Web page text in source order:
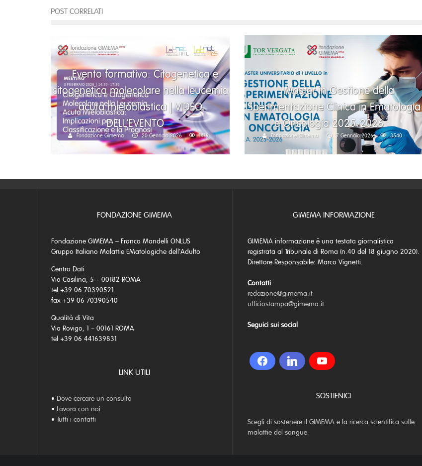
POST CORRELATI
Evento formativo: Citogenetica e
citogenetica molecolare nella leucemia
acuta mieloblastica | VIDEO
DELL’EVENTO
Fondazione Gimema 20 Gennaio 2026 1419
Master in Gestione della
Sperimentazione Clinica in Ematologia
e Oncologia 2025-2026
Fondazione Gimema 7 Gennaio 2026 3540
FONDAZIONE GIMEMA
Fondazione GIMEMA – Franco Mandelli ONLUS
Gruppo Italiano Malattie EMatologiche dell’Adulto
Centro Dati
Via Casilina, 5 – 00182 ROMA
tel +39 06 70390521
fax +39 06 70390540
Qualità di Vita
Via Rovigo, 1 – 00161 ROMA
tel +39 06 441639831
LINK UTILI
• Dove cercare un consulto
• Lavora con noi
• Tutti i contatti
GIMEMA INFORMAZIONE
GIMEMA informazione è una testata giornalistica
registrata al Tribunale di Roma (n.40 del 18 giugno 2020).
Direttore Responsabile: Marco Vignetti.
Contatti
redazione@gimema.it
ufficiostampa@gimema.it
Seguici sui social
SOSTIENICI
Scegli di sostenere il GIMEMA e la ricerca scientifica sulle
malattie del sangue.